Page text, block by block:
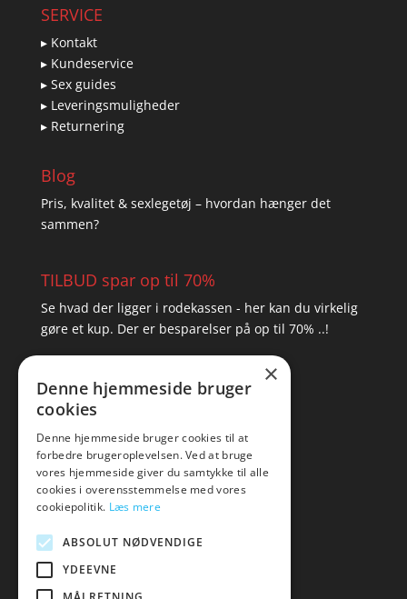
SERVICE
▸ Kontakt
▸ Kundeservice
▸ Sex guides
▸ Leveringsmuligheder
▸ Returnering
Blog
Pris, kvalitet & sexlegetøj – hvordan hænger det
sammen?
TILBUD spar op til 70%
Se hvad der ligger i rodekassen - her kan du virkelig
gøre et kup. Der er besparelser på op til 70% ..!
Tlf: 7876 8672
Mail: hej@amare.dk
×
Denne hjemmeside bruger
cookies
Denne hjemmeside bruger cookies til at
forbedre brugeroplevelsen. Ved at bruge
vores hjemmeside giver du samtykke til alle
cookies i overensstemmelse med vores
cookiepolitik. Læs mere
ABSOLUT NØDVENDIGE
YDEEVNE